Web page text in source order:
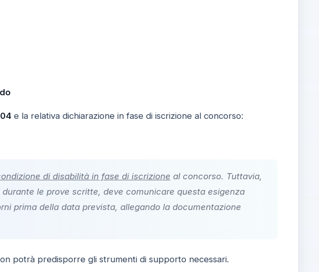
e la relativa dichiarazione in fase di iscrizione al concorso:
di disabilità in fase di iscrizione al concorso. Tuttavia,
le prove scritte, deve comunicare questa esigenza
prima della data prevista, allegando la documentazione
potrà predisporre gli strumenti di supporto necessari.